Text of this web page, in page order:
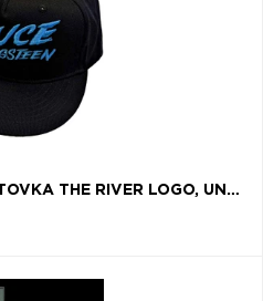
BRUCE SPRINGSTEEN, ŠILTOVKA THE RIVER LOGO, UNISEX, ČIERNA